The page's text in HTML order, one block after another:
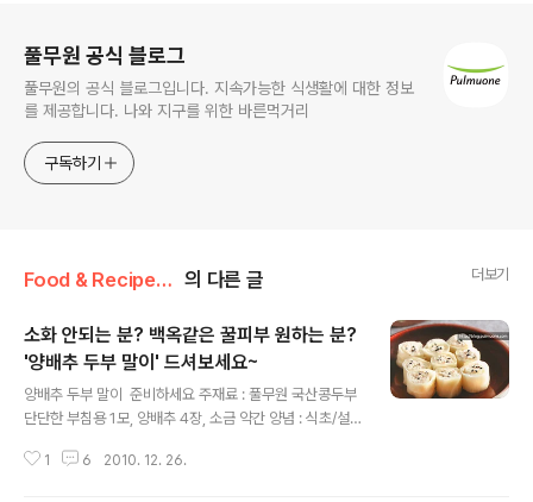
풀무원 공식 블로그
풀무원의 공식 블로그입니다. 지속가능한 식생활에 대한 정보
를 제공합니다. 나와 지구를 위한 바른먹거리
구독하기
Food & Recipe/건강 레시피 의 다른 글 더보기
소화 안되는 분? 백옥같은 꿀피부 원하는 분?
'양배추 두부 말이' 드셔보세요~
양배추 두부 말이 준비하세요 주재료 : 풀무원 국산콩두부
단단한 부침용 1모, 양배추 4장, 소금 약간 양념 : 식초/설
들어보세요 1 양배추는 밑동의 심을 잘라낸 후 끓는 물에
1 6 2010. 12. 26.